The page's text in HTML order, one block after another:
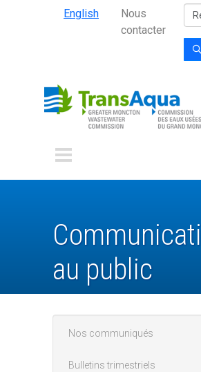
Aller au
English Secondary
Nous
contacter

au public
Main Menu
Nos communiqués
Bulletins trimestriels